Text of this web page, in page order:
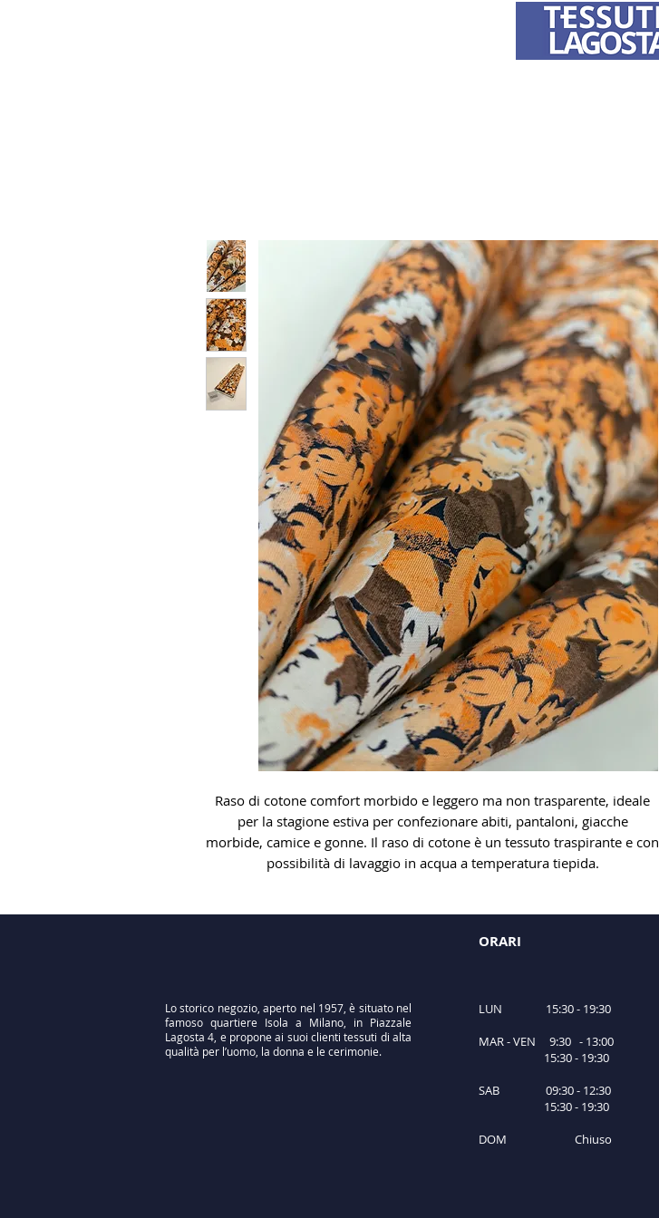
Raso di cotone comfort morbido e leggero ma non trasparente, ideale
per la stagione estiva per confezionare abiti, pantaloni, giacche
morbide, camice e gonne. Il raso di cotone è un tessuto traspirante e con
possibilità di lavaggio in acqua a temperatura tiepida.
Lo storico negozio, aperto nel 1957, è situato nel
famoso quartiere Isola a Milano, in Piazzale
Lagosta 4, e propone ai suoi clienti tessuti di alta
qualità per l’uomo, la donna e le cerimonie.
ORARI
LUN 15:30 - 19:30
MAR - VEN 9:30 - 13:00
15:30 - 19:30
SAB 09:30 - 12:30
15:30 - 19:30
DOM Chiuso